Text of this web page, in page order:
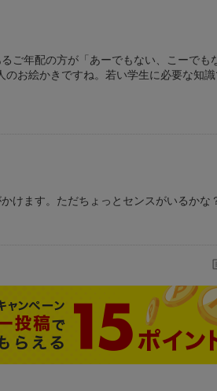
ご年配の方が「あーでもない、こーでも
お絵かきですね。若い学生に必要な知
けます。ただちょっとセンスがいるかな